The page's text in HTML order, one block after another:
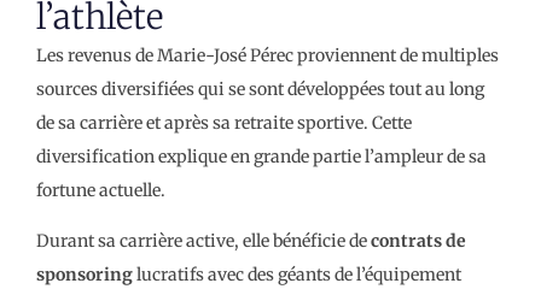
l’athlète
Les revenus de Marie-José Pérec proviennent de multiples
sources diversifiées qui se sont développées tout au long
de sa carrière et après sa retraite sportive. Cette
diversification explique en grande partie l’ampleur de sa
fortune actuelle.
Durant sa carrière active, elle bénéficie decontrats de
sponsoringlucratifs avec des géants de l’équipement